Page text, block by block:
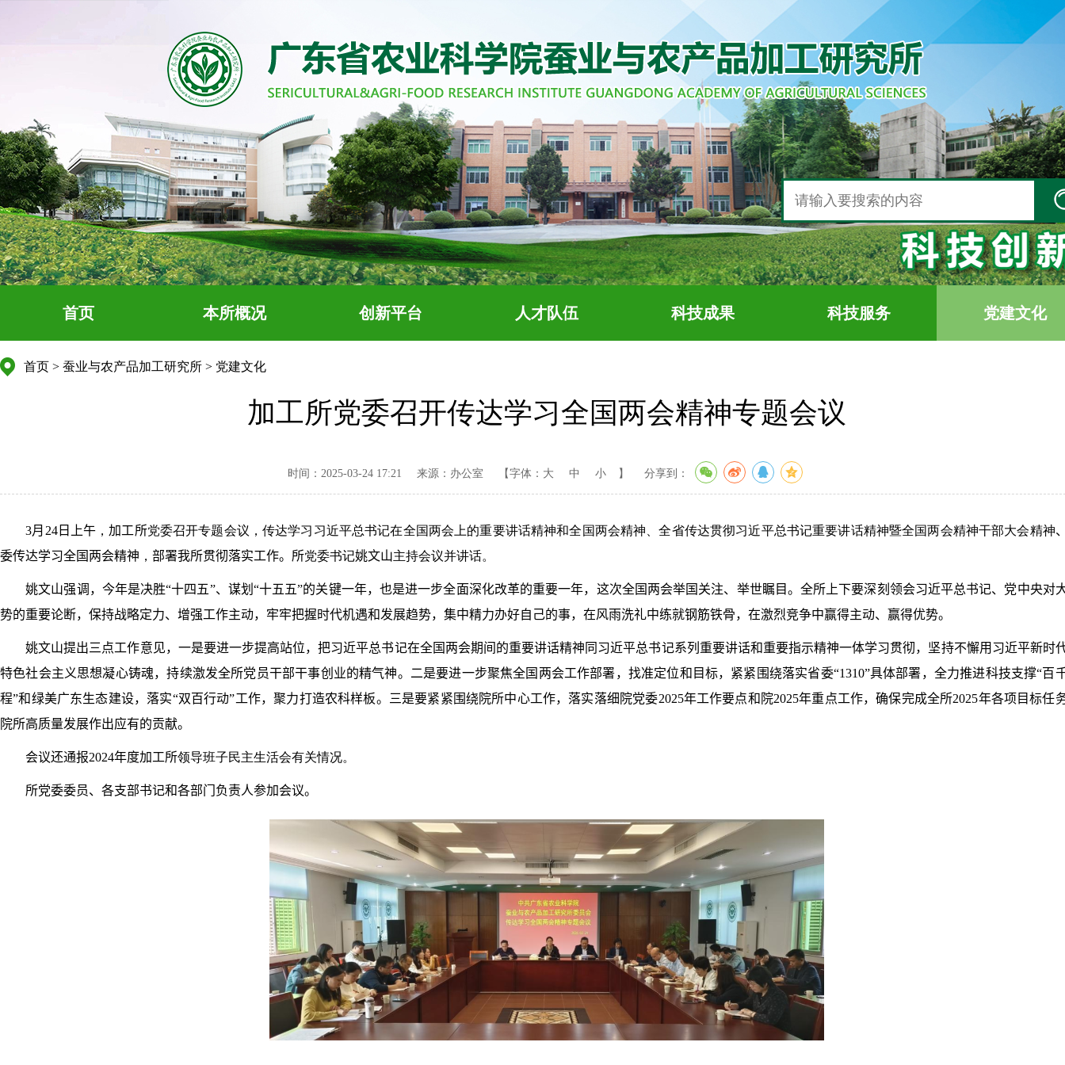
首页 本所概况 创新平台 人才队伍 科技成果 科技服务 党建文化
首页 > 蚕业与农产品加工研究所 > 党建文化
加工所党委召开传达学习全国两会精神专题会议
时间：2025-03-24 17:21 来源：办公室 【字体： 大 中 小 】 分享到：
3月 24日 上午 ，加工所党委召开专题会议，传达学习习近平总书记在全国两会上的重要讲话精神和全国两会精神、全省传达贯彻习近平总书记重要讲话精神暨全国两会精神干部大会精神
委传达学习全国两会精神 ， 部署我所贯彻落实工作。 所党委书记姚文山主持会议并讲话。
姚文山强调 ，今年是决胜“十四五”、谋划“十五五”的关键一年，也是进一步全面深化改革的重要一年，这次全国两会举国关注、举世瞩目。 全所上下要深刻领会习近平总书记、党中央对
势的重要论断，保持战略定力、增强工作主动，牢牢把握时代机遇和发展趋势，集中精力办好自己的事，在风雨洗礼中练就钢筋铁骨，在激烈竞争中赢得主动、赢得优势。
姚文山提出三点工作意见， 一是要进一步提高站位，把习近平总书记在全国两会期间的重要讲话精神同习近平总书记系列重要讲话和重要指示精神一体学习贯彻，坚持不懈用习近平新时
特色社会主义思想凝心铸魂，持续激发全所党员干部干事创业的精气神。二是要进一步聚焦全国两会工作部署，找准定位和目标，紧紧围绕落实省委“1310”具体部署，全力推进科技支撑“百
程”和绿美广东生态建设，落实“双百行动”工作，聚力打造农科样板。三是要紧紧围绕院所中心工作，落实落细院党委2025年工作要点和院2025年重点工作，确保完成全所2025年各项目标任
院所高质量发展作出应有的贡献。
会议还通报2024年度加工所领导班子民主生活会有关情况。
所党委委员、各支部书记和各部门负责人参加会议。